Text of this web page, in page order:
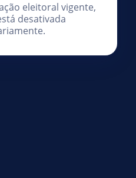
eleitoral vigente,
desativada